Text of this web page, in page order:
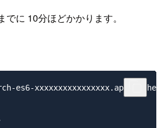
に 10分ほどかかります。
xxxxxxxxxxxxxxxx.ap-